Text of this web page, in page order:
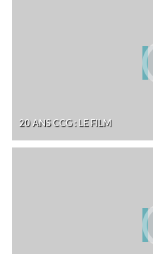
20 ANS CCG : LE FILM